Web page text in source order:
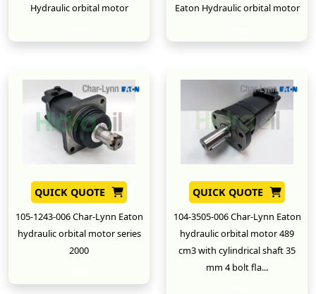
Hydraulic orbital motor
Eaton Hydraulic orbital motor
QUICK QUOTE
105-1243-006 Char-Lynn Eaton
hydraulic orbital motor series
2000
QUICK QUOTE
104-3505-006 Char-Lynn Eaton
hydraulic orbital motor 489
cm3 with cylindrical shaft 35
mm 4 bolt fla...